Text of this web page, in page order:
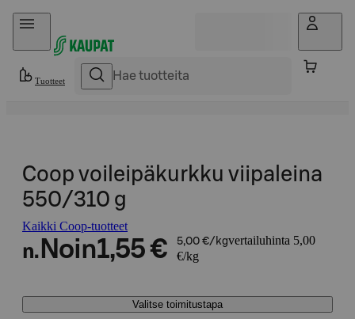
Hyppää sisältöön
Tuotteet
Coop voileipäkurkku viipaleina
550/310 g
Kaikki Coop-tuotteet
n. Noin1,55 € 5,00 €/kgvertailuhinta 5,00
€/kg
Valitse toimitustapa